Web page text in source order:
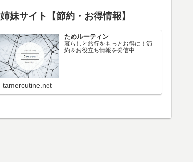
姉妹サイト【節約・お得情報】
ためルーティン
暮らしと旅行をもっとお得に！節
約＆お役立ち情報を発信中
tameroutine.net